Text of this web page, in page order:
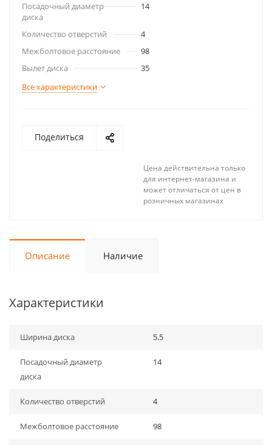
Посадочный диаметр
диска
14
Количество отверстий
4
Межболтовое расстояние
98
Вылет диска
35
Все характеристики
Поделиться
Цена действительна только
для интернет-магазина и
может отличаться от цен в
розничных магазинах
Описание Наличие
Характеристики
Ширина диска 5.5
Посадочный диаметр
диска
14
Количество отверстий 4
Межболтовое расстояние 98